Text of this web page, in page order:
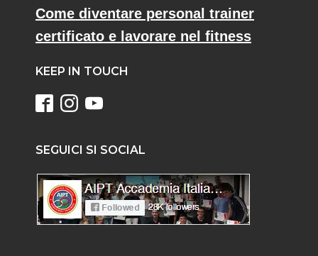
Come diventare personal trainer
certificato e lavorare nel fitness
KEEP IN TOUCH
SEGUICI SI SOCIAL